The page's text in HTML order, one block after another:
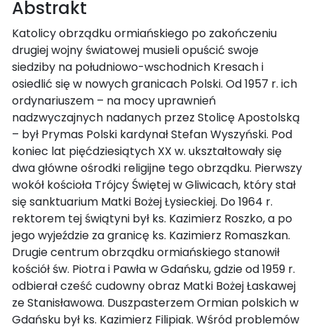
Abstrakt
Katolicy obrządku ormiańskiego po zakończeniu
drugiej wojny światowej musieli opuścić swoje
siedziby na południowo-wschodnich Kresach i
osiedlić się w nowych granicach Polski. Od 1957 r. ich
ordynariuszem – na mocy uprawnień
nadzwyczajnych nadanych przez Stolicę Apostolską
– był Prymas Polski kardynał Stefan Wyszyński. Pod
koniec lat pięćdziesiątych XX w. ukształtowały się
dwa główne ośrodki religijne tego obrządku. Pierwszy
wokół kościoła Trójcy Świętej w Gliwicach, który stał
się sanktuarium Matki Bożej Łysieckiej. Do 1964 r.
rektorem tej świątyni był ks. Kazimierz Roszko, a po
jego wyjeździe za granicę ks. Kazimierz Romaszkan.
Drugie centrum obrządku ormiańskiego stanowił
kościół św. Piotra i Pawła w Gdańsku, gdzie od 1959 r.
odbierał cześć cudowny obraz Matki Bożej Łaskawej
ze Stanisławowa. Duszpasterzem Ormian polskich w
Gdańsku był ks. Kazimierz Filipiak. Wśród problemów